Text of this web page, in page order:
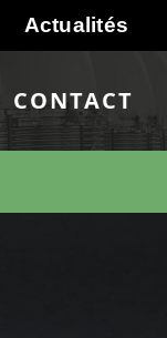
Actualités
CONTACT